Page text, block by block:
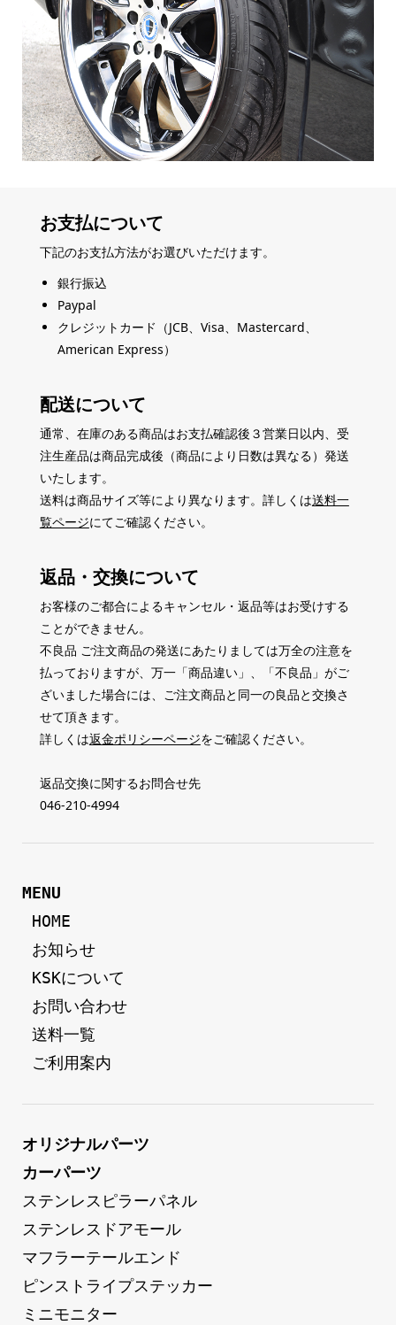
お支払について
下記のお支払方法がお選びいただけます。
銀行振込
Paypal
クレジットカード（JCB、Visa、Mastercard、
American Express）
配送について
通常、在庫のある商品はお支払確認後３営業日以内、受
注生産品は商品完成後（商品により日数は異なる）発送
いたします。
送料は商品サイズ等により異なります。詳しくは送料一
覧ページにてご確認ください。
返品・交換について
お客様のご都合によるキャンセル・返品等はお受けする
ことができません。
不良品 ご注文商品の発送にあたりましては万全の注意を
払っておりますが、万一「商品違い」、「不良品」がご
ざいました場合には、ご注文商品と同一の良品と交換さ
せて頂きます。
詳しくは返金ポリシーページをご確認ください。
返品交換に関するお問合せ先
046-210-4994
MENU
HOME
お知らせ
KSKについて
お問い合わせ
送料一覧
ご利用案内
オリジナルパーツ
カーパーツ
ステンレスピラーパネル
ステンレスドアモール
マフラーテールエンド
ピンストライプステッカー
ミニモニター